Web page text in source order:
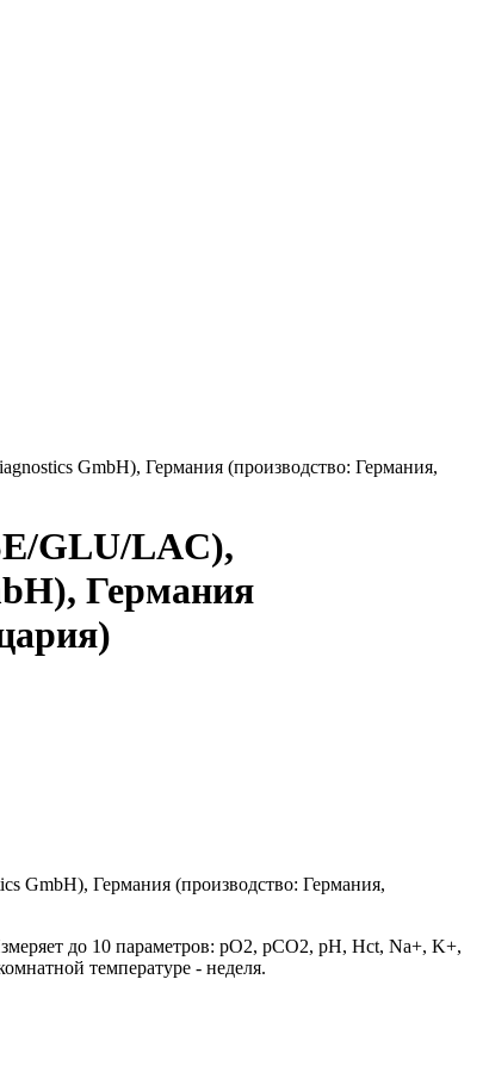
GmbH), Германия (производство: Германия,
GLU/LAC),
Германия
GmbH), Германия (производство: Германия,
до 10 параметров: pO2, pCO2, pH, Hct, Na+, K+,
температуре - неделя.